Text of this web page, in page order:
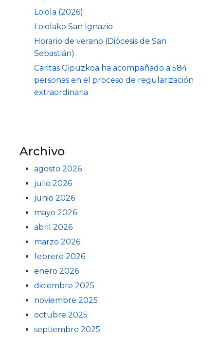
Loiola (2026)
Loiolako San Ignazio
Horario de verano (Diócesis de San
Sebastián)
Caritas Gipuzkoa ha acompañado a 584
personas en el proceso de regularización
extraordinaria
Archivo
agosto 2026
julio 2026
junio 2026
mayo 2026
abril 2026
marzo 2026
febrero 2026
enero 2026
diciembre 2025
noviembre 2025
octubre 2025
septiembre 2025